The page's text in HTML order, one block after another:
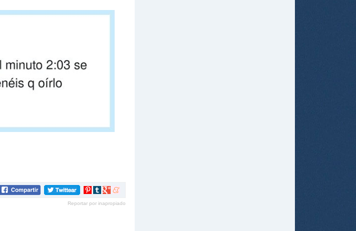
Compartir
Pinterest
Compartir
tumblr
Compartir
Google+
Compartir
meneame
Reportar por inapropiado